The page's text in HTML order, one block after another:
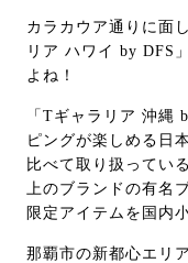
カラカウア通りに面
リア ハワイ by DFS
よね！
「Tギャラリア 沖縄
ピングが楽しめる日
比べて取り扱ってい
上のブランドの有名
限定アイテムを国内
那覇市の新都心エリ